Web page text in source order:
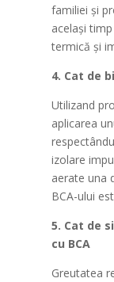
familiei și
același
termică și
4. Cat de
Utilizand
aplicarea
izolare
aerate una
BCA-ului
5. Cat de
cu BCA
Greutatea